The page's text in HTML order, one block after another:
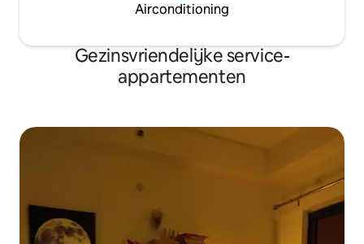
Airconditioning
Gezinsvriendelijke service-
appartementen